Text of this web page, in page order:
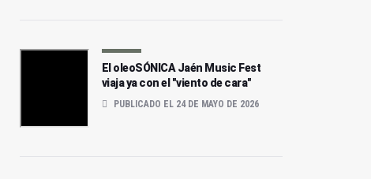
El oleoSÓNICA Jaén Music Fest
viaja ya con el "viento de cara"
PUBLICADO EL 24 DE MAYO DE 2026